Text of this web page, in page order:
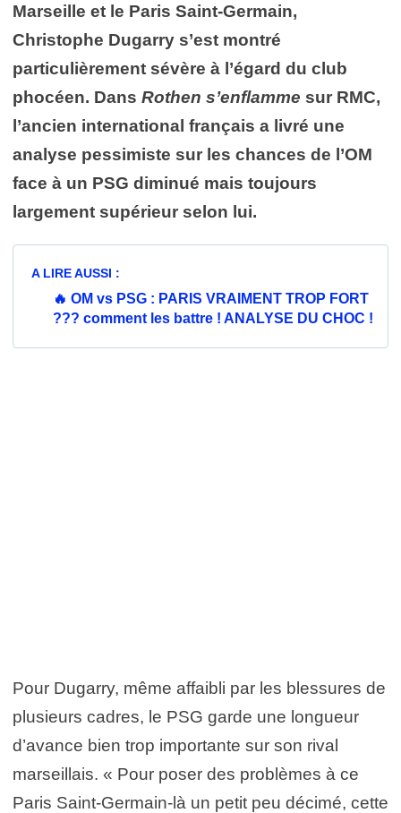
Marseille et le Paris Saint-Germain,
Christophe Dugarry s’est montré
particulièrement sévère à l’égard du club
phocéen. Dans Rothen s’enflamme sur RMC,
l’ancien international français a livré une
analyse pessimiste sur les chances de l’OM
face à un PSG diminué mais toujours
largement supérieur selon lui.
A LIRE AUSSI :
🔥 OM vs PSG : PARIS VRAIMENT TROP FORT
??? comment les battre ! ANALYSE DU CHOC !
Pour Dugarry, même affaibli par les blessures de
plusieurs cadres, le PSG garde une longueur
d’avance bien trop importante sur son rival
marseillais. « Pour poser des problèmes à ce
Paris Saint-Germain-là un petit peu décimé, cette